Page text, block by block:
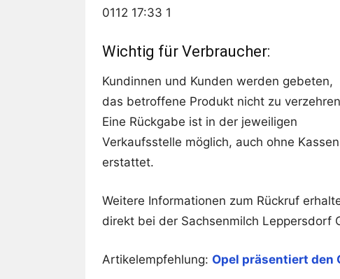
0112 17:33 1
Wichtig für Verbraucher:
Kundinnen und Kunden werden gebeten,
das betroffene Produkt nicht zu
Eine Rückgabe ist in der jeweiligen
Verkaufsstelle möglich, auch ohne
erstattet.
Weitere Informationen zum Rückruf
direkt bei der Sachsenmilch Leppersdorf
Artikelempfehlung: Opel präsentiert den